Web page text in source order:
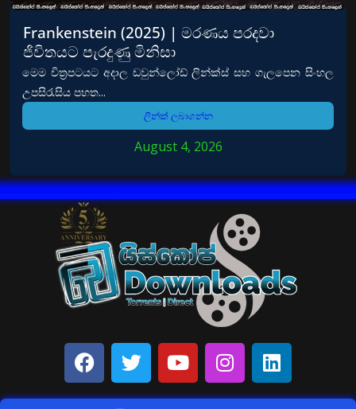
Frankenstein (2025) | මරණය පරදවා
ජිවිතයට පැරදුණු මිනිසා
මෙම චිත්‍රපටයට අදාල ඩවුන්ලෝඩ් ලින්ක්ස් සහ ගැලපෙන සිංහල
උපසිරැසිය පහත...
ලින්ක් ලබාගන්න
August 4, 2026